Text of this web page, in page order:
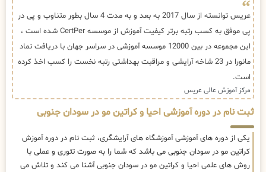
عریس توانسته از سال 2017 به بعد و به مدت 4 سال بطور متناوب و پی در
پی موفق به کسب رتبه برتر کیفیت آموزش از موسسه CertPer شده است ،
این مجموعه در بین 12000 موسسه آموزشی در سراسر جهان با دریافت نماد
مانورا در 23 شاخه آرایشی و مراقبت بهداشتی رتبه نخست را کسب اخذ کرده
است.
مرکز آموزش عالی عریس
ثبت نام در دوره آموزشی احیا و کراتین مو در سودان جنوبی
یکی از دوره های آموزشی آموزشگاه های آرایشگری، ثبت نام در دوره آموزش
کراتین مو در سودان جنوبی می باشد که شما را به صورت تئوری و عملی با
روش های علمی احیا و کراتین مو در سودان جنوبی آشنا می کند و تلاش می